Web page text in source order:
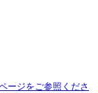
ージをご参照くださ